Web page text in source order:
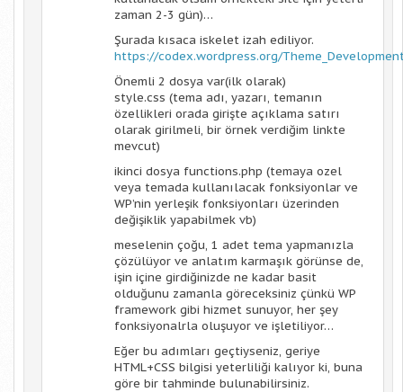
zaman 2-3 gün)…
Şurada kısaca iskelet izah ediliyor.
https://codex.wordpress.org/
Önemli 2 dosya var(ilk olarak)
style.css (tema adı, yazarı, temanın
özellikleri orada girişte açıklama satırı
olarak girilmeli, bir örnek verdiğim linkte
mevcut)
ikinci dosya functions.php (temaya ozel
veya temada kullanılacak fonksiyonlar ve
WP’nin yerleşik fonksiyonları üzerinden
değişiklik yapabilmek vb)
meselenin çoğu, 1 adet tema yapmanızla
çözülüyor ve anlatım karmaşık görünse de,
işin içine girdiğinizde ne kadar basit
olduğunu zamanla göreceksiniz çünkü WP
framework gibi hizmet sunuyor, her şey
fonksiyonalrla oluşuyor ve işletiliyor…
Eğer bu adımları geçtiyseniz, geriye
HTML+CSS bilgisi yeterliliği kalıyor ki, buna
göre bir tahminde bulunabilirsiniz.